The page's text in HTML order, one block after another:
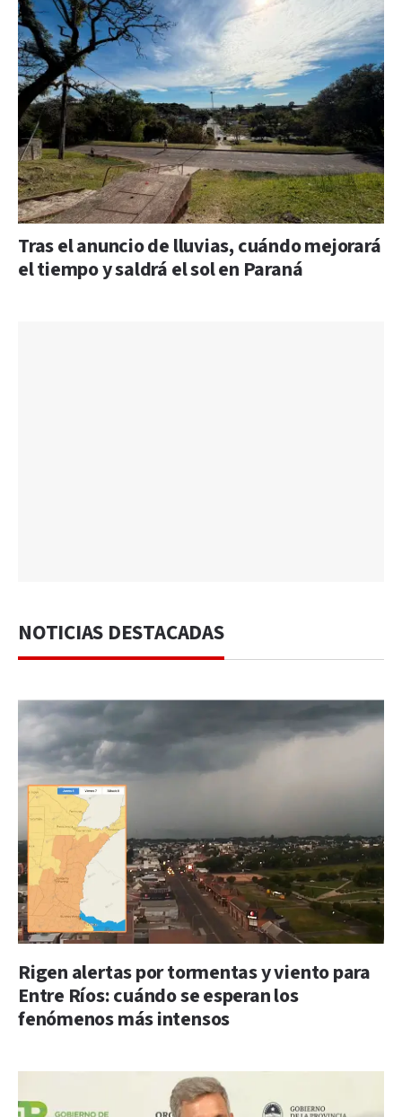
Tras el anuncio de lluvias, cuándo mejorará
el tiempo y saldrá el sol en Paraná
NOTICIAS DESTACADAS
Rigen alertas por tormentas y viento para
Entre Ríos: cuándo se esperan los
fenómenos más intensos